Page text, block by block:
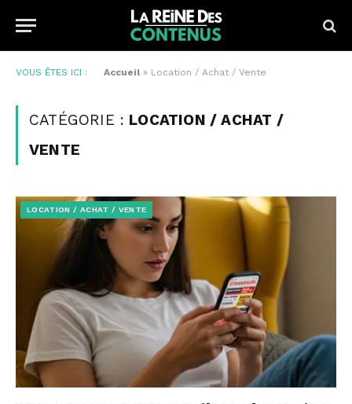
VOUS ÊTES ICI : Accueil » Location / Achat / Vente
CATÉGORIE : LOCATION / ACHAT /
VENTE
LOCATION / ACHAT / VENTE